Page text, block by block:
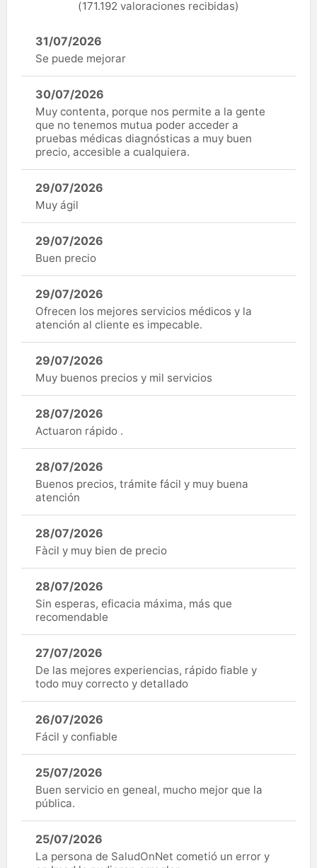
(171.192 valoraciones recibidas)
31/07/2026
Se puede mejorar
30/07/2026
Muy contenta, porque nos permite a la gente
que no tenemos mutua poder acceder a
pruebas médicas diagnósticas a muy buen
precio, accesible a cualquiera.
29/07/2026
Muy ágil
29/07/2026
Buen precio
29/07/2026
Ofrecen los mejores servicios médicos y la
atención al cliente es impecable.
29/07/2026
Muy buenos precios y mil servicios
28/07/2026
Actuaron rápido .
28/07/2026
Buenos precios, trámite fácil y muy buena
atención
28/07/2026
Fàcil y muy bien de precio
28/07/2026
Sin esperas, eficacia máxima, más que
recomendable
27/07/2026
De las mejores experiencias, rápido fiable y
todo muy correcto y detallado
26/07/2026
Fácil y confiable
25/07/2026
Buen servicio en geneal, mucho mejor que la
pública.
25/07/2026
La persona de SaludOnNet cometió un error y